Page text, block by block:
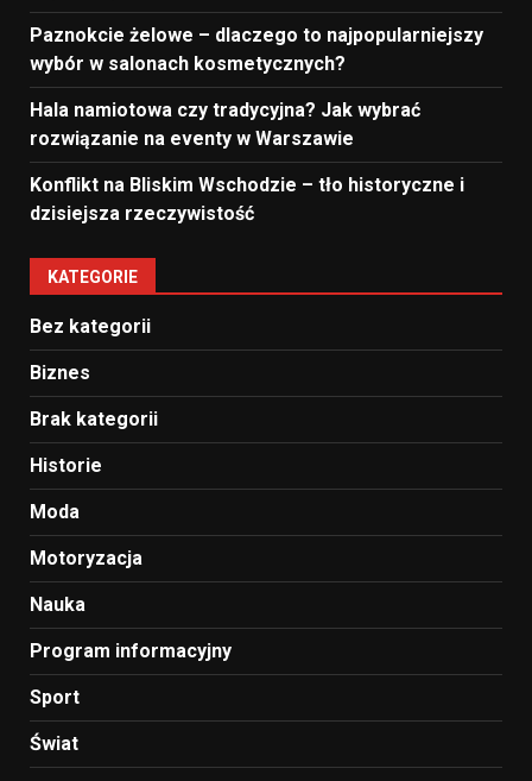
Paznokcie żelowe – dlaczego to najpopularniejszy
wybór w salonach kosmetycznych?
Hala namiotowa czy tradycyjna? Jak wybrać
rozwiązanie na eventy w Warszawie
Konflikt na Bliskim Wschodzie – tło historyczne i
dzisiejsza rzeczywistość
KATEGORIE
Bez kategorii
Biznes
Brak kategorii
Historie
Moda
Motoryzacja
Nauka
Program informacyjny
Sport
Świat